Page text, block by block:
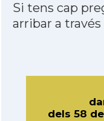
Si tens cap
arribar a través
dels 58